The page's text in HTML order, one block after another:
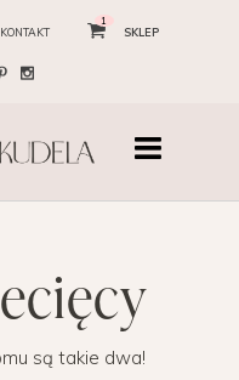
KONTAKT
1
SKLEP
są takie dwa!